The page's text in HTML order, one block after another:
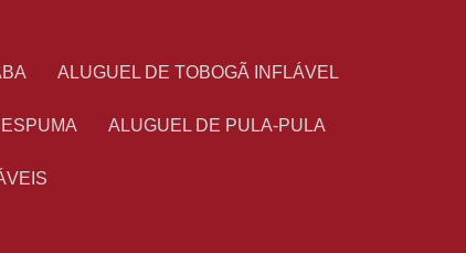
ALUGUEL DE TOBOGÃ INFLÁVEL
ESPUMA ALUGUEL DE PULA-PULA